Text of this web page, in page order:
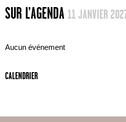
SUR L’AGENDA 11 JANVIER
Aucun événement
CALENDRIER